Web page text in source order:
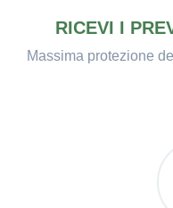
RICEVI I
Massima protezione